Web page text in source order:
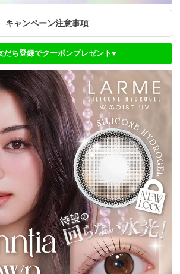
キャンペーン注意事項
だち登録でクーポンプレゼント♥